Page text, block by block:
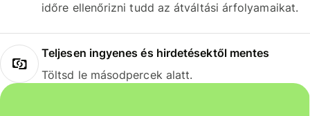
időre ellenőrizni tudd az átváltási árfolyamaikat.
Teljesen ingyenes és hirdetésektől mentes
Töltsd le másodpercek alatt.